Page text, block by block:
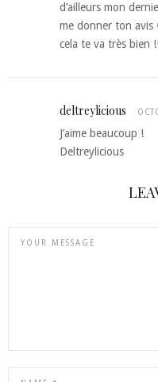
d’ailleurs mon
me donner ton avis
cela te va très bien
deltreylicious
J’aime beaucoup !
Deltreylicious